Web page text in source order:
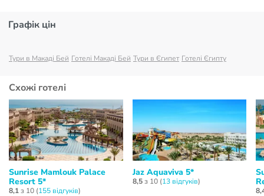
Графік цін
Тури в Макаді Бей Готелі Макаді Бей Тури в Єгипет Готелі Єгипту
Схожі готелі
Sunrise Mamlouk Palace
Resort 5*
8,1з 10 (155 відгуків)
Jaz Aquaviva 5*
8,5з 10 (13 відгуків)